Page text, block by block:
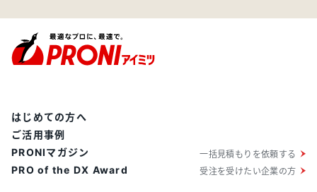
はじめての方へ
ご活用事例
PRONIマガジン
PRO of the DX Award
一括見積もりを依頼する
受注を受けたい企業の方